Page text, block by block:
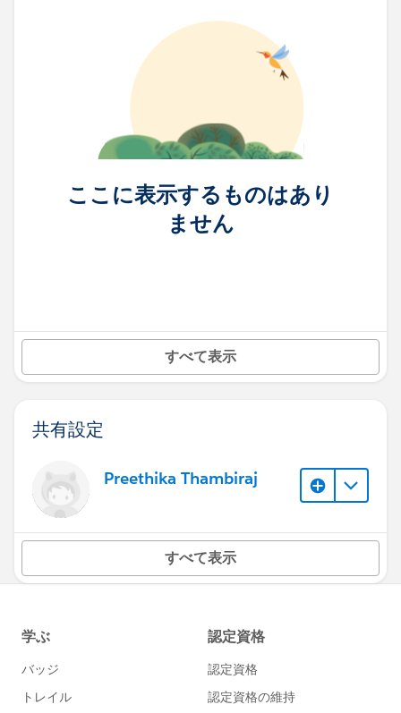
ここに表示するものはあり
ません
すべて表示
共有設定
Preethika Thambiraj
すべて表示